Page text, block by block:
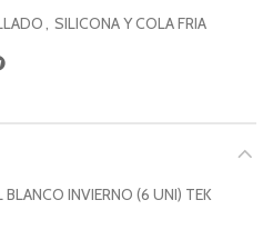
, SILICONA Y COLA FRIA
INVIERNO (6 UNI) TEK